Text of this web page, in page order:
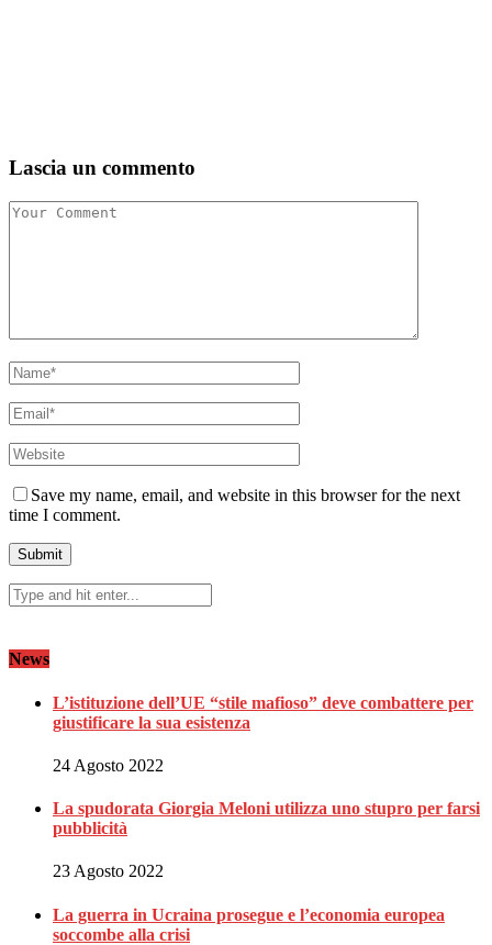
Lascia un commento
Save my name, email, and website in this browser for the next
time I comment.
News
L’istituzione dell’UE “stile mafioso” deve combattere per
giustificare la sua esistenza
24 Agosto 2022
La spudorata Giorgia Meloni utilizza uno stupro per farsi
pubblicità
23 Agosto 2022
La guerra in Ucraina prosegue e l’economia europea
soccombe alla crisi